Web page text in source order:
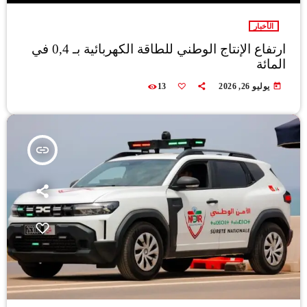
الأخبار
ارتفاع الإنتاج الوطني للطاقة الكهربائية بـ 0,4 في
المائة
today يوليو 26, 2026 13
insert_link